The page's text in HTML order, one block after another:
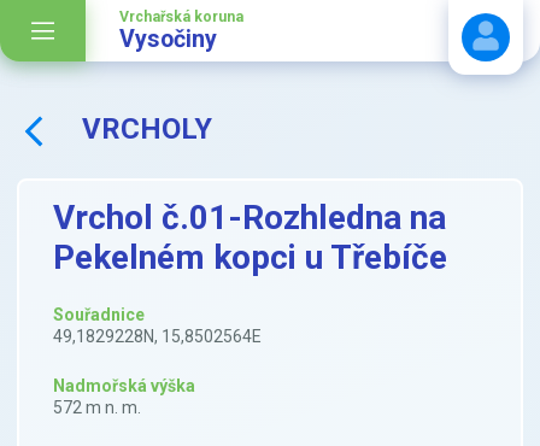
Vrchařská koruna
Vysočiny
VRCHOLY
Vrchol č.01-Rozhledna na
Pekelném kopci u Třebíče
Souřadnice
49,1829228N, 15,8502564E
Nadmořská výška
572 m n. m.